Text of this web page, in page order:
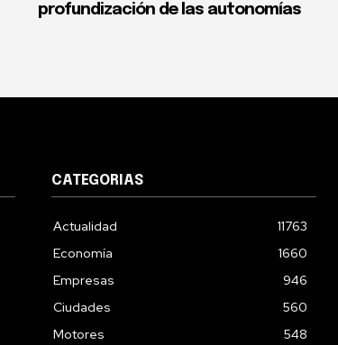
profundización de las autonomías
CATEGORIAS
Actualidad
11763
Economía
1660
Empresas
946
Ciudades
560
Motores
548